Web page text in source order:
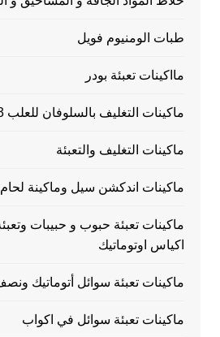
طبات الومنيوم فويل
مااكينات تعبئة بودر
ماكينات التغليف بالسلوفان للعلب 3 دي
ماكينات التغليف والتعبئة
ماكينات اندكشن سيل وماكينة
ماكينات تعبئة حبوب و حبيبات
اكياس اوتوماتيك
ماكينات تعبئة سوائل أتوماتيك
ماكينات تعبئة سوائل في اكواب